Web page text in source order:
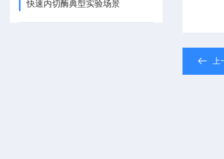
快速内切酶典型实验场景